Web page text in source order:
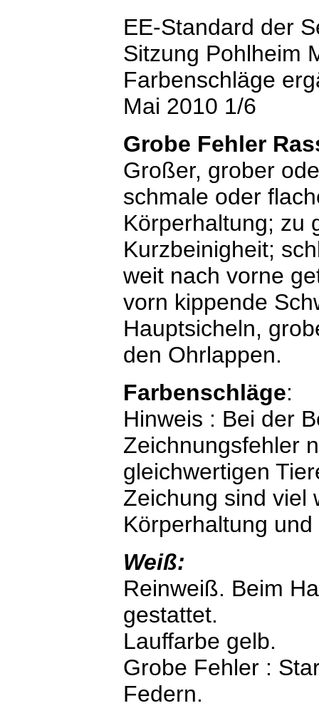
EE-Standard der
Sitzung Pohlheim
Farbenschläge
Mai 2010 1/6
Grobe Fehler
Großer, grober
schmale oder
Körperhaltung; zu
Kurzbeinigheit;
weit nach vorne
vorn kippende
Hauptsicheln,
den Ohrlappen.
Farbenschläge:
Hinweis : Bei der
Zeichnungsfehler
gleichwertigen
Zeichung sind viel
Körperhaltung
Weiß:
Reinweiß. Beim
gestattet.
Lauffarbe gelb.
Grobe Fehler :
Federn.